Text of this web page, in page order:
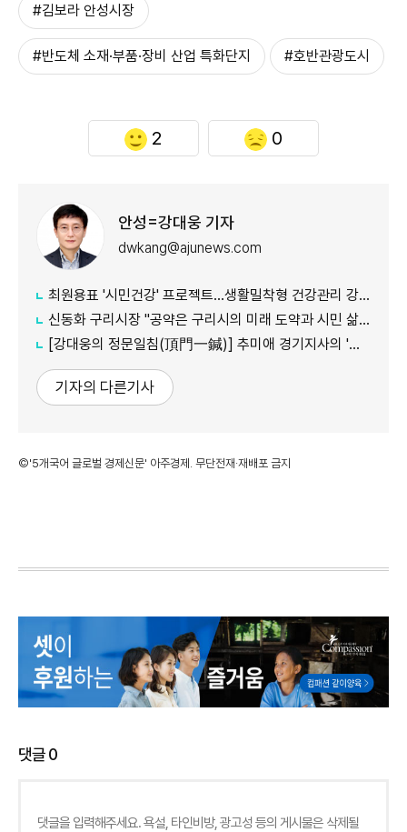
#김보라 안성시장
#반도체 소재·부품·장비 산업 특화단지 #호반관광도시
2 0
안성=강대웅 기자
dwkang@ajunews.com
최원용표 '시민건강' 프로젝트...생활밀착형 건강관리 강화
신동화 구리시장 "공약은 구리시의 미래 도약과 시민 삶의 질 향상 위한 엄중한 약속"
[강대웅의 정문일침(頂門一鍼)] 추미애 경기지사의 '지방세입구조 개혁' 정부가 답할 차례다
기자의 다른기사
©'5개국어 글로벌 경제신문' 아주경제. 무단전재·재배포 금지
댓글0